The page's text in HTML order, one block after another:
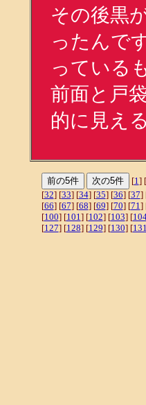
その後黒
ったんで
っている
前面と戸
的に見え
[1] [
[32] [33] [34] [35] [36] [37]
[66] [67] [68] [69] [70] [71]
[100] [101] [102] [103] [
[127] [128] [129] [130] [131